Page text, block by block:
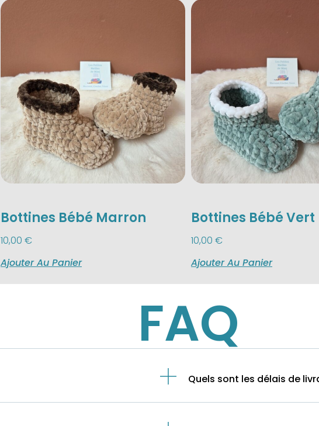
Bottines Bébé Marron
10,00 €
Ajouter Au Panier
Bottines Bébé Vert
10,00 €
Ajouter Au Panier
FAQ
Quels sont les délais de